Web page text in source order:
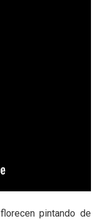
florecen pintando de